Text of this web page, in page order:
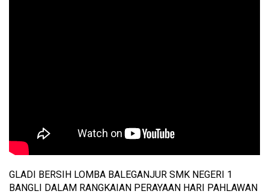
GLADI BERSIH LOMBA BALEGANJUR SMK NEGERI 1
BANGLI DALAM RANGKAIAN PERAYAAN HARI PAHLAWAN